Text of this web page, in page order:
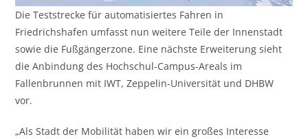
Die Teststrecke für automatisiertes Fahren in
Friedrichshafen umfasst nun weitere Teile der Innenstadt
sowie die Fußgängerzone. Eine nächste Erweiterung sieht
die Anbindung des Hochschul-Campus-Areals im
Fallenbrunnen mit IWT, Zeppelin-Universität und DHBW
vor.
„Als Stadt der Mobilität haben wir ein großes Interesse